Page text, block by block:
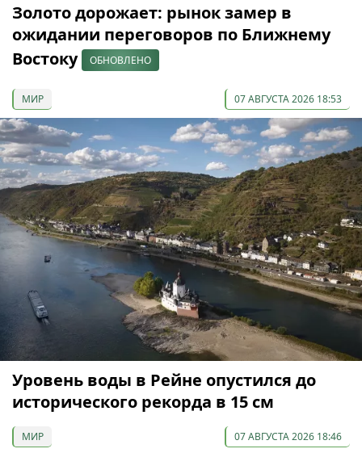
Золото дорожает: рынок замер в
ожидании переговоров по Ближнему
Востоку
ОБНОВЛЕНО
МИР 07 АВГУСТА 2026 18:53
Уровень воды в Рейне опустился до
исторического рекорда в 15 см
МИР 07 АВГУСТА 2026 18:46